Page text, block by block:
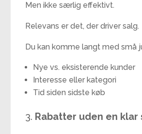
Men ikke særlig effektivt.
Relevans er det, der driver salg.
Du kan komme langt med små
Nye vs. eksisterende kunder
Interesse eller kategori
Tid siden sidste køb
3. Rabatter uden en klar